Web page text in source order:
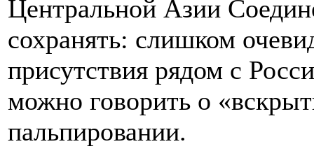
Центральной Азии
сохранять: слишком
присутствия рядом с
можно говорить о
пальпировании.